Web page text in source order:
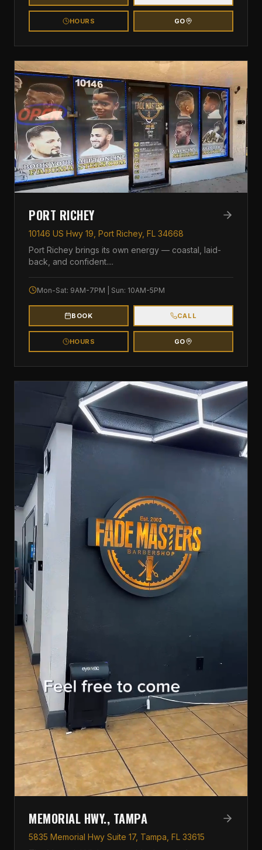
HOURS GO
PORT RICHEY
10146 US Hwy 19, Port Richey, FL 34668
Port Richey brings its own energy — coastal, laid-
back, and confident....
Mon-Sat: 9AM-7PM | Sun: 10AM-5PM
BOOK CALL
HOURS GO
MEMORIAL HWY., TAMPA
5835 Memorial Hwy Suite 17, Tampa, FL 33615